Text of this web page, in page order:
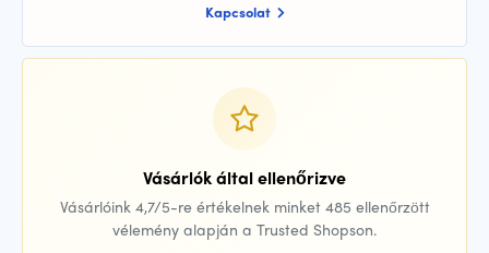
Kapcsolat
Vásárlók által ellenőrizve
Vásárlóink 4,7/5-re értékelnek minket 485 ellenőrzött
vélemény alapján a Trusted Shopson.